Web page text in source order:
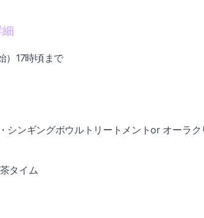
）17時頃まで
シンギングボウルトリートメントor オーラ
タイム